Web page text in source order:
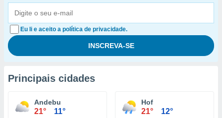
Eu li e aceito a política de privacidade.
Principais cidades
Andebu
21° 11°
Hof
21° 12°